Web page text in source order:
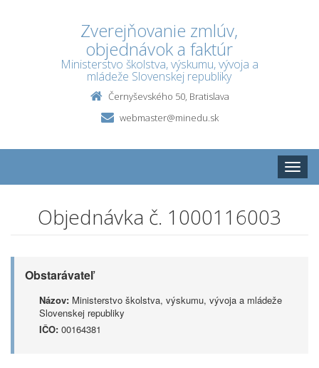
Zverejňovanie zmlúv,
objednávok a faktúr
Ministerstvo školstva, výskumu, vývoja a
mládeže Slovenskej republiky
Černyševského 50, Bratislava
webmaster@minedu.sk
Toggle
Objednávka č. 1000116003
Obstarávateľ
Názov: Ministerstvo školstva, výskumu, vývoja a mládeže
Slovenskej republiky
IČO: 00164381